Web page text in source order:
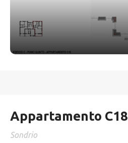
Appartamento C18
Sondrio